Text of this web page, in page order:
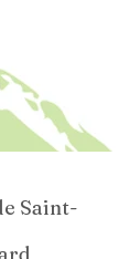
Saint-